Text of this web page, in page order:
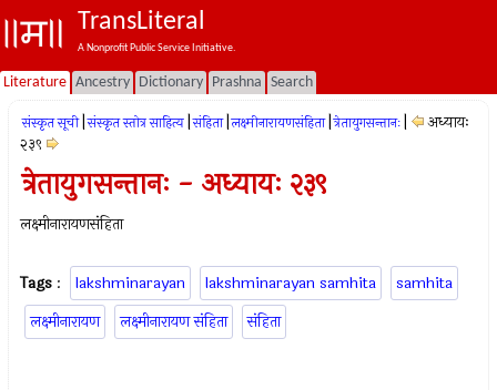
TransLiteral
A Nonprofit Public Service Initiative.
Literature Ancestry Dictionary Prashna Search
संस्कृत सूची संस्कृत स्तोत्र साहित्य संहिता लक्ष्मीनारायणसंहिता त्रेतायुगसन्तानः
अध्यायः
२३९
त्रेतायुगसन्तानः - अध्यायः २३९
लक्ष्मीनारायणसंहिता
Tags : lakshminarayan lakshminarayan samhita
samhita
लक्ष्मीनारायण
लक्ष्मीनारायण संहिता संहिता